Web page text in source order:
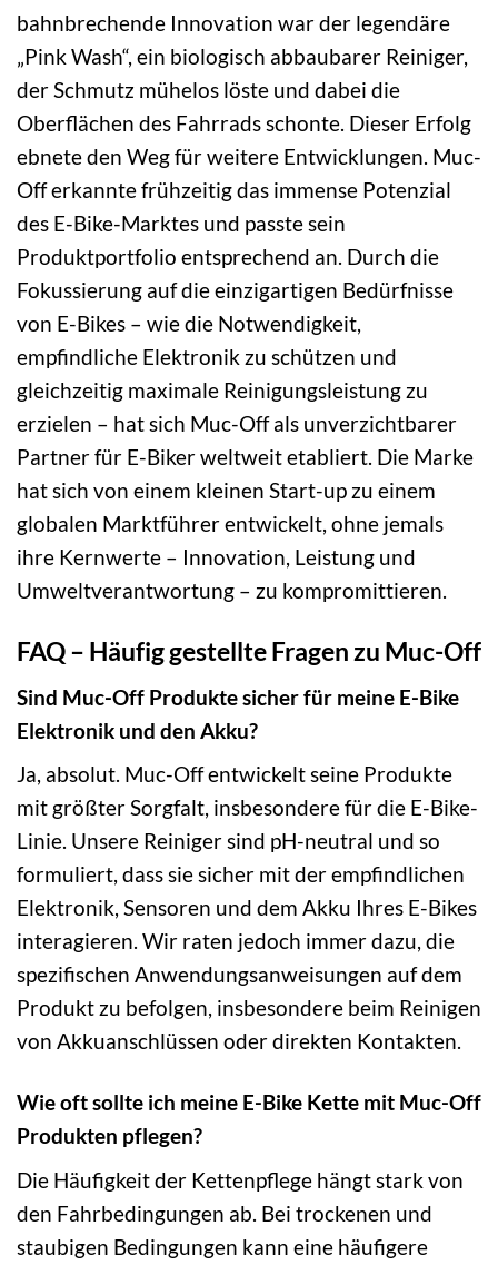
bahnbrechende Innovation war der legendäre
„Pink Wash“, ein biologisch abbaubarer Reiniger,
der Schmutz mühelos löste und dabei die
Oberflächen des Fahrrads schonte. Dieser Erfolg
ebnete den Weg für weitere Entwicklungen. Muc-
Off erkannte frühzeitig das immense Potenzial
des E-Bike-Marktes und passte sein
Produktportfolio entsprechend an. Durch die
Fokussierung auf die einzigartigen Bedürfnisse
von E-Bikes – wie die Notwendigkeit,
empfindliche Elektronik zu schützen und
gleichzeitig maximale Reinigungsleistung zu
erzielen – hat sich Muc-Off als unverzichtbarer
Partner für E-Biker weltweit etabliert. Die Marke
hat sich von einem kleinen Start-up zu einem
globalen Marktführer entwickelt, ohne jemals
ihre Kernwerte – Innovation, Leistung und
Umweltverantwortung – zu kompromittieren.
FAQ – Häufig gestellte Fragen zu Muc-Off
Sind Muc-Off Produkte sicher für meine E-Bike
Elektronik und den Akku?
Ja, absolut. Muc-Off entwickelt seine Produkte
mit größter Sorgfalt, insbesondere für die E-Bike-
Linie. Unsere Reiniger sind pH-neutral und so
formuliert, dass sie sicher mit der empfindlichen
Elektronik, Sensoren und dem Akku Ihres E-Bikes
interagieren. Wir raten jedoch immer dazu, die
spezifischen Anwendungsanweisungen auf dem
Produkt zu befolgen, insbesondere beim Reinigen
von Akkuanschlüssen oder direkten Kontakten.
Wie oft sollte ich meine E-Bike Kette mit Muc-Off
Produkten pflegen?
Die Häufigkeit der Kettenpflege hängt stark von
den Fahrbedingungen ab. Bei trockenen und
staubigen Bedingungen kann eine häufigere